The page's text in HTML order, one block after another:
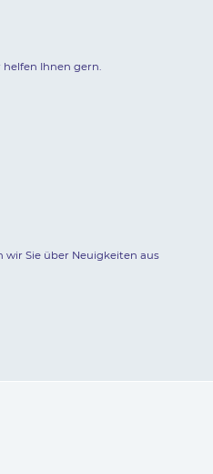
helfen Ihnen gern.
wir Sie über Neuigkeiten aus